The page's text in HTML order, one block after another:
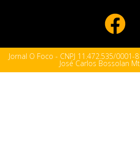
Jornal O Foco - CNPJ 11.472.535/0001-
José Carlos Bossolan